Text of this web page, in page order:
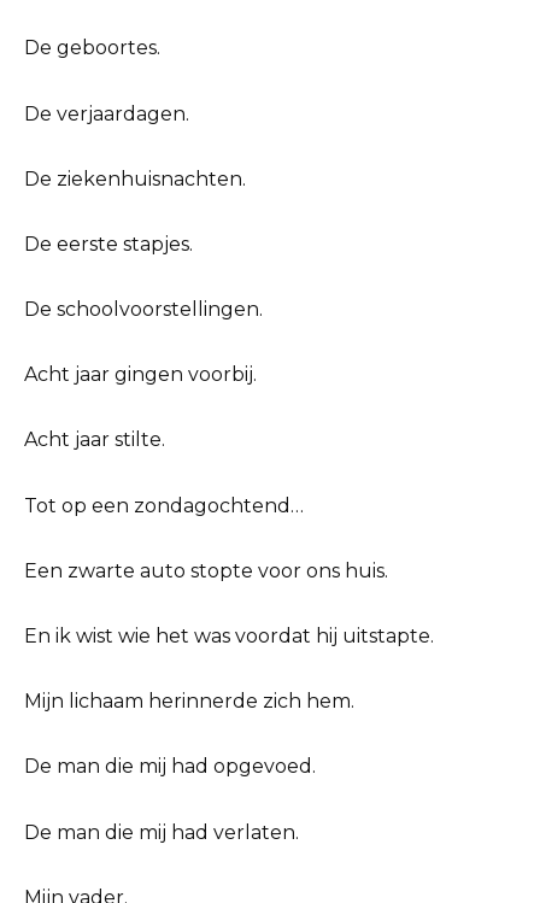
De geboortes.
De verjaardagen.
De ziekenhuisnachten.
De eerste stapjes.
De schoolvoorstellingen.
Acht jaar gingen voorbij.
Acht jaar stilte.
Tot op een zondagochtend…
Een zwarte auto stopte voor ons huis.
En ik wist wie het was voordat hij uitstapte.
Mijn lichaam herinnerde zich hem.
De man die mij had opgevoed.
De man die mij had verlaten.
Mijn vader.